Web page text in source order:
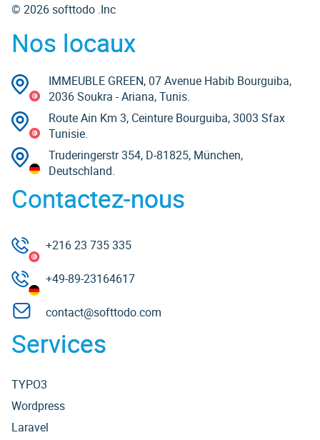
© 2026 softtodo .Inc
Nos locaux
IMMEUBLE GREEN, 07 Avenue Habib Bourguiba,
2036 Soukra - Ariana, Tunis.
Route Ain Km 3, Ceinture Bourguiba, 3003 Sfax
Tunisie.
Truderingerstr 354, D-81825, München,
Deutschland.
Contactez-nous
+216 23 735 335
+49-89-23164617
contact@softtodo.com
Services
TYPO3
Wordpress
Laravel